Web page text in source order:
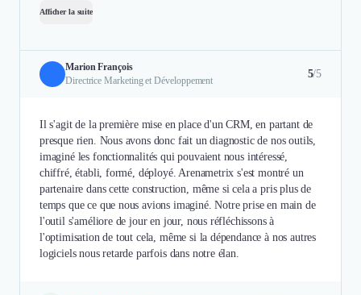
Afficher la suite
Marion François
Directrice Marketing et Développement
5/5
Il s'agit de la première mise en place d'un CRM, en partant de
presque rien. Nous avons donc fait un diagnostic de nos outils,
imaginé les fonctionnalités qui pouvaient nous intéressé,
chiffré, établi, formé, déployé. Arenametrix s'est montré un
partenaire dans cette construction, même si cela a pris plus de
temps que ce que nous avions imaginé. Notre prise en main de
l'outil s'améliore de jour en jour, nous réfléchissons à
l'optimisation de tout cela, même si la dépendance à nos autres
logiciels nous retarde parfois dans notre élan.